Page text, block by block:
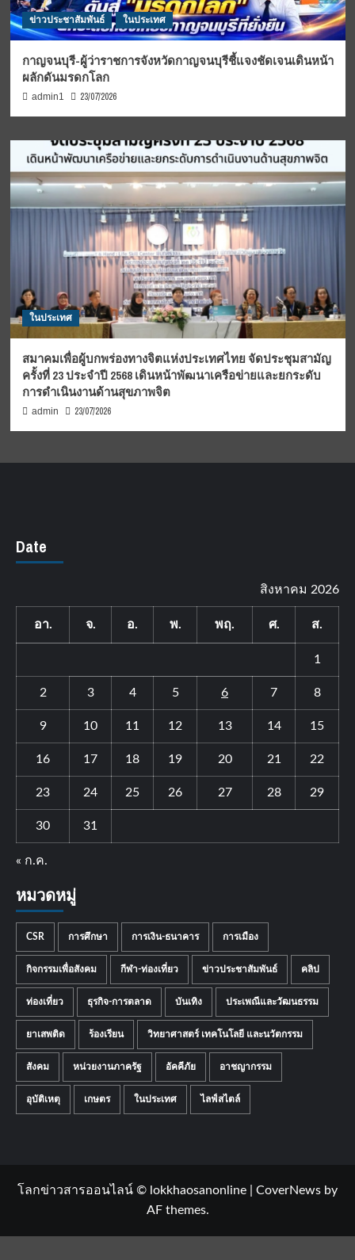
ข่าวประชาสัมพันธ์ ในประเทศ
กาญจนบุรี-ผู้ว่าราชการจังหวัดกาญจนบุรีชี้แจงชัดเจนเดินหน้า
ผลักดันมรดกโลก
admin1 23/07/2026
ในประเทศ
สมาคมเพื่อผู้บกพร่องทางจิตแห่งประเทศไทย จัดประชุมสามัญ
ครั้งที่ 23 ประจำปี 2568 เดินหน้าพัฒนาเครือข่ายและยกระดับ
การดำเนินงานด้านสุขภาพจิต
admin 23/07/2026
Date
สิงหาคม 2026
อา. จ. อ. พ. พฤ. ศ. ส.
1
2 3 4 5 6 7 8
9 10 11 12 13 14 15
16 17 18 19 20 21 22
23 24 25 26 27 28 29
30 31
« ก.ค.
หมวดหมู่
CSR การศึกษา การเงิน-ธนาคาร การเมือง
กิจกรรมเพื่อสังคม กีฬา-ท่องเที่ยว ข่าวประชาสัมพันธ์ คลิป
ท่องเที่ยว ธุรกิจ-การตลาด บันเทิง ประเพณีและวัฒนธรรม
ยาเสพติด ร้องเรียน วิทยาศาสตร์ เทคโนโลยี และนวัตกรรม
สังคม หน่วยงานภาครัฐ อัคคีภัย อาชญากรรม
อุบัติเหตุ เกษตร ในประเทศ ไลฟ์สไตล์
โลกข่าวสารออนไลน์ © lokkhaosanonline CoverNews by
AF themes.